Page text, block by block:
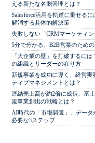
える新たな名刺管理とは？
Salesforce活用を軌道に乗せる
解消する具体的解決策
失敗しない「CRMマーケティ
5分で分かる、B2B営業のため
「大企業の壁」を打破するに
の組織とリーダーの在り方
新規事業を成功に導く、経営実
ティブマネジメントとは？
連結売上高が約2倍に成長、富
規事業創出の戦略とは？
AI時代の「市場調査」、データ
必要な3ステップ